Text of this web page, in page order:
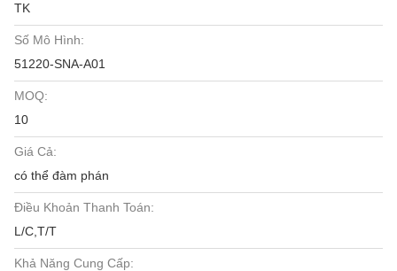
TK
Số Mô Hình:
51220-SNA-A01
MOQ:
10
Giá Cả:
có thể đàm phán
Điều Khoản Thanh Toán:
L/C,T/T
Khả Năng Cung Cấp: